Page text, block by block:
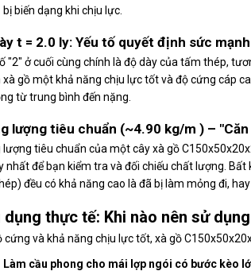
bị biến dạng khi chịu lực.
t = 2.0 ly: Yếu tố quyết định sức mạnh
"2" ở cuối cùng chính là độ dày của tấm thép,
gồ một khả năng chịu lực tốt và độ cứng cáp
từ trung bình đến nặng.
lượng tiêu chuẩn (~4.90 kg/m ) –
lượng tiêu chuẩn của một cây xà gồ
nhất để bạn kiểm tra và đối chiếu chất lượng.
đều có khả năng cao là đã bị làm mỏng đi, hay
dụng thực tế: Khi nào nên sử
cứng và khả năng chịu lực tốt, xà gồ
Làm cầu phong cho mái lợp ngói có bước kèo